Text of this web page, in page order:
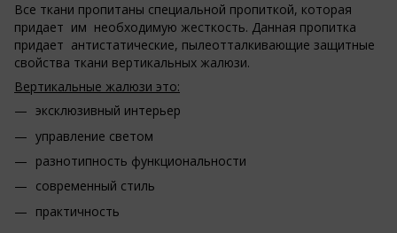
Все ткани пропитаны специальной пропиткой, которая
придает им необходимую жесткость. Данная пропитка
придает антистатические, пылеотталкивающие защитные
свойства ткани вертикальных жалюзи.
Вертикальные жалюзи это:
эксклюзивный интерьер
управление светом
разнотипность функциональности
современный стиль
практичность